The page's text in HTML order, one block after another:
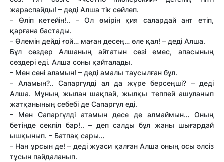
жараспайды! – деді Алша тік сөйлеп.
– Өліп кетейін!.. – Ол өмірін қия салардай ант етіп,
қарғана бастады.
– Өлемін дейді ғой… маған десең… өле қал! – деді Алша.
Бұл сөздер Алшаның айтатын сөзі емес, апасының
сөздері еді. Алша соны қайталады.
– Мен сені аламын! – деді амалы таусылған бұл.
– Аламын?.. Сапаргүлді ал да жүре берсеңші? – деді
Алша. Мұның жылан шақпай, жылқы теппей ашуланып
жатқанының себебі де Сапаргүл еді.
– Мен Сапаргүлді атамын десе де алмаймын… Оның
бетінде секпіл бар!.. – деп салды бұл жаны шығардай
ышқынып. – Батпақ сары…
– Нан ұрсын де! – деді жуаси қалған Алша оның осы әлсіз
тұсын пайдаланып.